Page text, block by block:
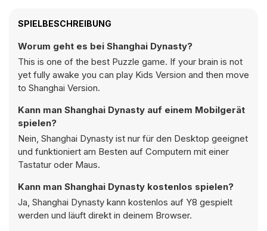
SPIELBESCHREIBUNG
Worum geht es bei Shanghai Dynasty?
This is one of the best Puzzle game. If your brain is not
yet fully awake you can play Kids Version and then move
to Shanghai Version.
Kann man Shanghai Dynasty auf einem Mobilgerät
spielen?
Nein, Shanghai Dynasty ist nur für den Desktop geeignet
und funktioniert am Besten auf Computern mit einer
Tastatur oder Maus.
Kann man Shanghai Dynasty kostenlos spielen?
Ja, Shanghai Dynasty kann kostenlos auf Y8 gespielt
werden und läuft direkt in deinem Browser.